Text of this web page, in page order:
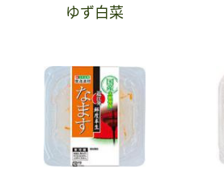
ゆず白菜